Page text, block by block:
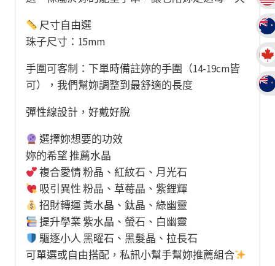
尺寸自由選
珠子尺寸：15mm
手圍可客制：下單時備註妳的手圍（14-19cm皆
可），我們幫妳調整到最舒適的長度
彈性線設計，好戴好脫
選擇妳想要的功效
妳的希望 推薦水晶
複合愛情 粉晶、紅紋石、月光石
吸引異性 粉晶、草莓晶、紫鋰輝
招財轉運 黃水晶、鈦晶、綠幽靈
提升學業 紫水晶、螢石、白幽靈
驅逐小人 黑曜石、黑髮晶、拉長石
可單選或自由搭配，私訊小幫手幫妳推薦組合